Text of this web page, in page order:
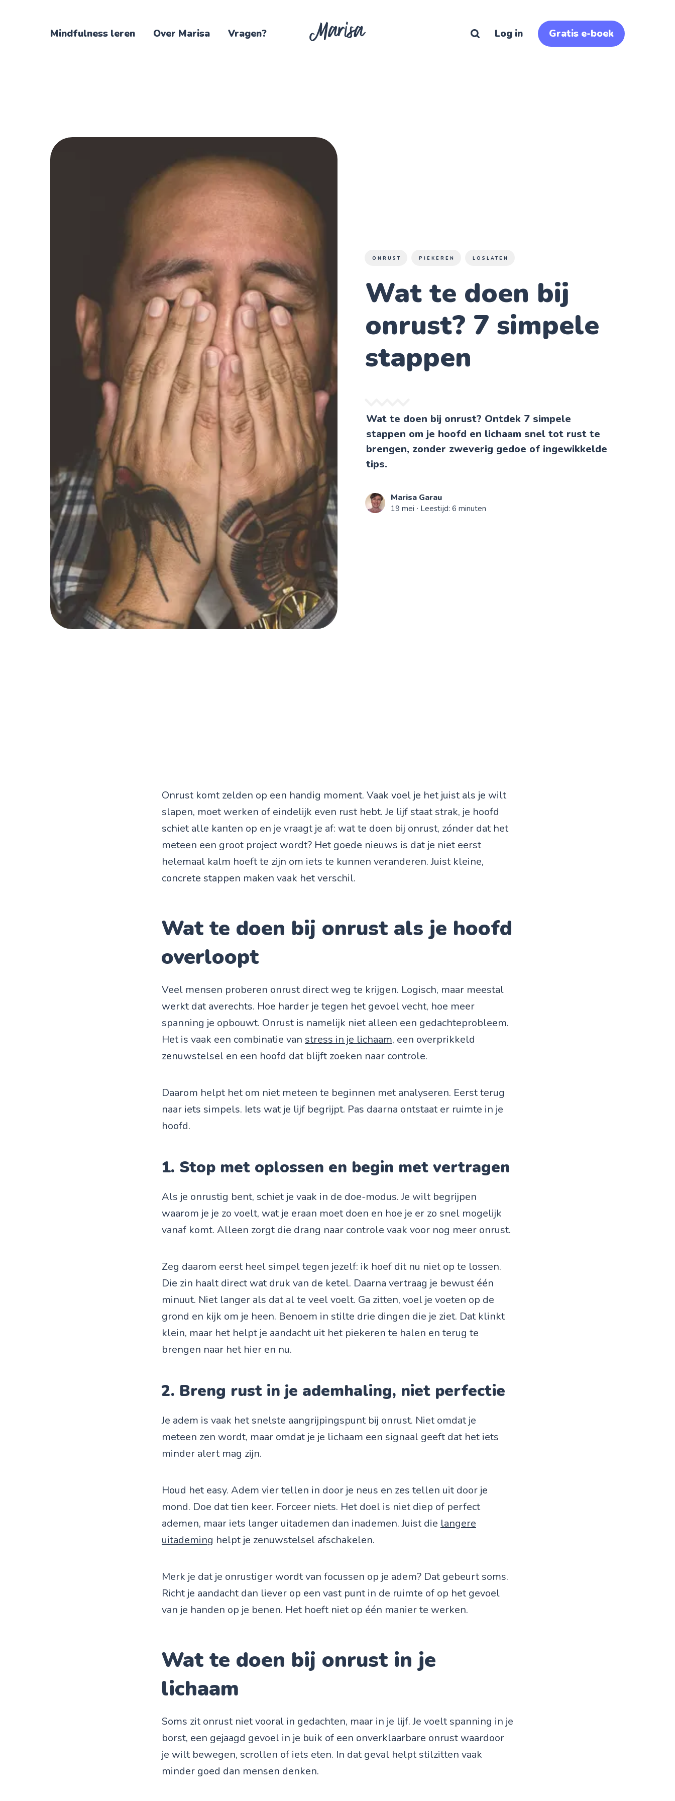
Mindfulness leren Over Marisa Vragen? Log in Gratis e-boek
ONRUST PIEKEREN LOSLATEN
Wat te doen bij
onrust? 7 simpele
stappen
Wat te doen bij onrust? Ontdek 7 simpele
stappen om je hoofd en lichaam snel tot rust te
brengen, zonder zweverig gedoe of ingewikkelde
tips.
Marisa Garau
19 mei ∙ Leestijd: 6 minuten
Onrust komt zelden op een handig moment. Vaak voel je het juist als je wilt
slapen, moet werken of eindelijk even rust hebt. Je lijf staat strak, je hoofd
schiet alle kanten op en je vraagt je af: wat te doen bij onrust, zónder dat het
meteen een groot project wordt? Het goede nieuws is dat je niet eerst
helemaal kalm hoeft te zijn om iets te kunnen veranderen. Juist kleine,
concrete stappen maken vaak het verschil.
Wat te doen bij onrust als je hoofd
overloopt
Veel mensen proberen onrust direct weg te krijgen. Logisch, maar meestal
werkt dat averechts. Hoe harder je tegen het gevoel vecht, hoe meer
spanning je opbouwt. Onrust is namelijk niet alleen een gedachteprobleem.
Het is vaak een combinatie van stress in je lichaam, een overprikkeld
zenuwstelsel en een hoofd dat blijft zoeken naar controle.
Daarom helpt het om niet meteen te beginnen met analyseren. Eerst terug
naar iets simpels. Iets wat je lijf begrijpt. Pas daarna ontstaat er ruimte in je
hoofd.
1. Stop met oplossen en begin met vertragen
Als je onrustig bent, schiet je vaak in de doe-modus. Je wilt begrijpen
waarom je je zo voelt, wat je eraan moet doen en hoe je er zo snel mogelijk
vanaf komt. Alleen zorgt die drang naar controle vaak voor nog meer onrust.
Zeg daarom eerst heel simpel tegen jezelf: ik hoef dit nu niet op te lossen.
Die zin haalt direct wat druk van de ketel. Daarna vertraag je bewust één
minuut. Niet langer als dat al te veel voelt. Ga zitten, voel je voeten op de
grond en kijk om je heen. Benoem in stilte drie dingen die je ziet. Dat klinkt
klein, maar het helpt je aandacht uit het piekeren te halen en terug te
brengen naar het hier en nu.
2. Breng rust in je ademhaling, niet perfectie
Je adem is vaak het snelste aangrijpingspunt bij onrust. Niet omdat je
meteen zen wordt, maar omdat je je lichaam een signaal geeft dat het iets
minder alert mag zijn.
Houd het easy. Adem vier tellen in door je neus en zes tellen uit door je
mond. Doe dat tien keer. Forceer niets. Het doel is niet diep of perfect
ademen, maar iets langer uitademen dan inademen. Juist die langere
uitademing helpt je zenuwstelsel afschakelen.
Merk je dat je onrustiger wordt van focussen op je adem? Dat gebeurt soms.
Richt je aandacht dan liever op een vast punt in de ruimte of op het gevoel
van je handen op je benen. Het hoeft niet op één manier te werken.
Wat te doen bij onrust in je
lichaam
Soms zit onrust niet vooral in gedachten, maar in je lijf. Je voelt spanning in je
borst, een gejaagd gevoel in je buik of een onverklaarbare onrust waardoor
je wilt bewegen, scrollen of iets eten. In dat geval helpt stilzitten vaak
minder goed dan mensen denken.